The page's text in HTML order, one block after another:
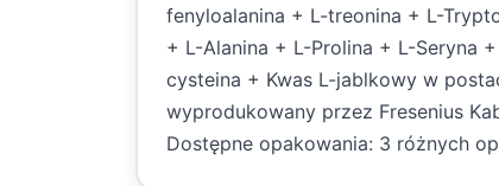
fenyloalanina + L-treonina + L-
+ L-Alanina + L-Prolina + L-Seryna
cysteina + Kwas L-jablkowy w
wyprodukowany przez Fresenius
Dostępne opakowania: 3 różnych